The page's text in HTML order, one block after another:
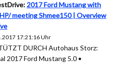
2017 Ford Mustang with
meeting Shmee150 | Overview
17:21:16 Uhr
DURCH Autohaus Storz:
2017 Ford Mustang 5.0 •